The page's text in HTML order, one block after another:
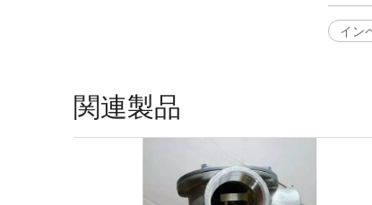
イン
関連製品